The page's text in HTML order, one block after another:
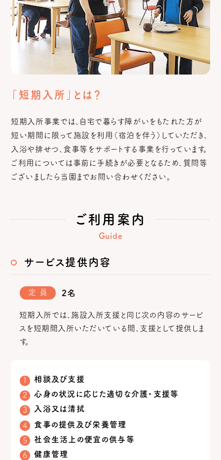
「短期入所」とは？
短期入所事業では、自宅で暮らす障がいをもたれた方が
短い期間に限って施設を利用（宿泊を伴う）していただき、
入浴や排せつ、食事等をサポートする事業を行っています。
ご利用については事前に手続きが必要となるため、質問等
ございましたら当園までお問い合わせください。
ご利用案内
Guide
サービス提供内容
定 員 2名
短期入所では、施設入所支援と同じ次の内容のサービ
スを短期間入所いただいている間、支援として提供しま
す。
相談及び支援
心身の状況に応じた適切な介護・支援等
入浴又は清拭
食事の提供及び栄養管理
社会生活上の便宜の供与等
健康管理